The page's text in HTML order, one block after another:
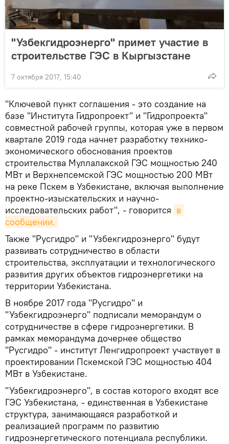
"Узбекгидроэнерго" примет участие в
строительстве ГЭС в Кыргызстане
7 октября 2017, 15:40
"Ключевой пункт соглашения - это создание на
базе "Института Гидропроект" и "Гидропроекта"
совместной рабочей группы, которая уже в первом
квартале 2019 года начнет разработку технико-
экономического обоснования проектов
строительства Муллалакской ГЭС мощностью 240
МВт и Верхнепсемской ГЭС мощностью 200 МВт
на реке Пскем в Узбекистане, включая выполнение
проектно-изыскательских и научно-
исследовательских работ", - говорится в
сообщении.
Также "Русгидро" и "Узбекгидроэнерго" будут
развивать сотрудничество в области
строительства, эксплуатации и технологического
развития других объектов гидроэнергетики на
территории Узбекистана.
В ноябре 2017 года "Русгидро" и
"Узбекгидроэнерго" подписали меморандум о
сотрудничестве в сфере гидроэнергетики. В
рамках меморандума дочернее общество
"Русгидро" - институт Ленгидропроект участвует в
проектировании Пскемской ГЭС мощностью 404
МВт в Узбекистане.
"Узбекгидроэнерго", в состав которого входят все
ГЭС Узбекистана, - единственная в Узбекистане
структура, занимающаяся разработкой и
реализацией программ по развитию
гидроэнергетического потенциала республики.